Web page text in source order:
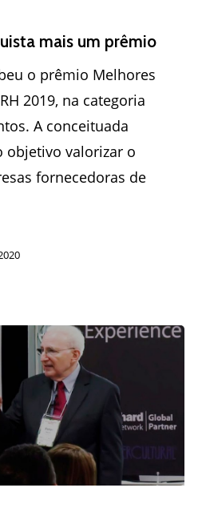
mais um prêmio
o prêmio Melhores
2019, na categoria
A conceituada
objetivo valorizar o
fornecedoras de